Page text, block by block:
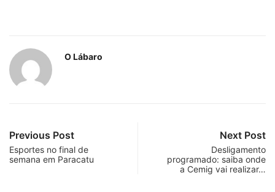
O Lábaro
Previous Post
Esportes no final de
semana em Paracatu
Next Post
Desligamento
programado: saiba onde
a Cemig vai realizar…